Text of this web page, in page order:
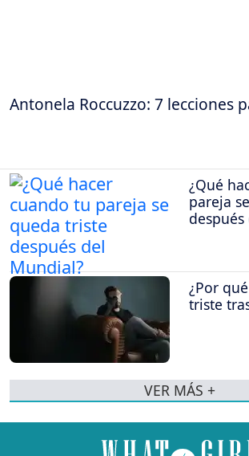
Antonela Roccuzzo: 7 lecciones
¿Qué
pareja
¿Por
triste
VER MÁS +